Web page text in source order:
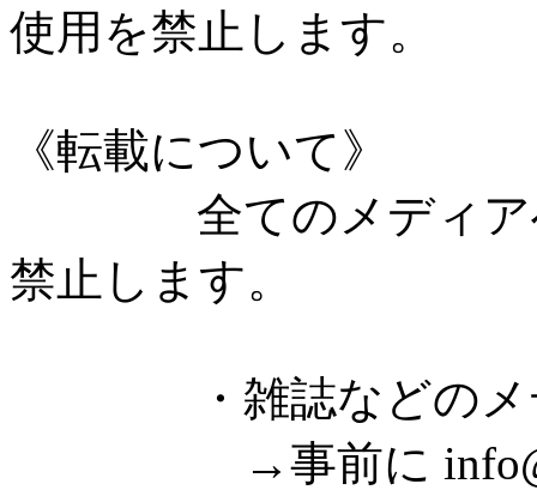
使用を禁止します。
《転載について》
全てのメディアへ
禁止します。
・雑誌などのメデ
→事前に